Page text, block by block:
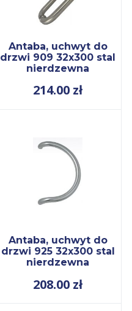
Antaba, uchwyt do
drzwi 909 32x300 stal
nierdzewna
214.00 zł
Antaba, uchwyt do
drzwi 925 32x300 stal
nierdzewna
208.00 zł